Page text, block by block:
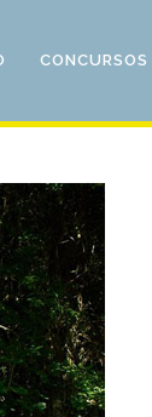
CONCURSOS